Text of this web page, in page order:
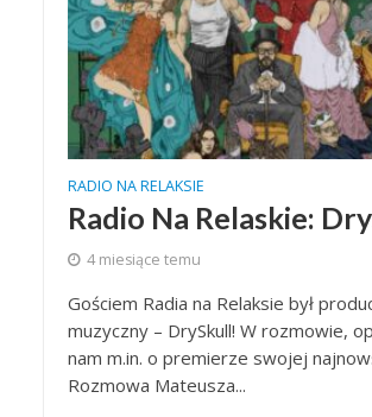
RADIO NA RELAKSIE
Radio Na Relaskie:
4 miesiące temu
Gościem Radia na Relaksie był
muzyczny – DrySkull! W rozmowie,
nam m.in. o premierze swojej
Rozmowa Mateusza...